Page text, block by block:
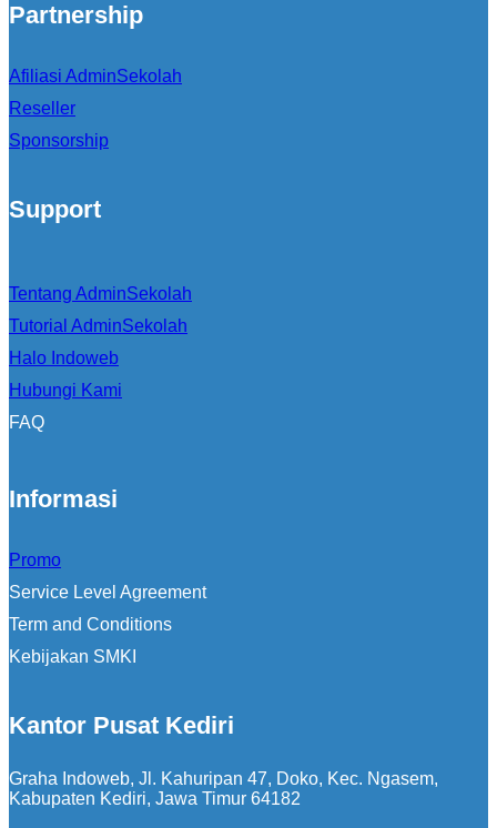
Partnership
Afiliasi AdminSekolah
Reseller
Sponsorship
Support
Tentang AdminSekolah
Tutorial AdminSekolah
Halo Indoweb
Hubungi Kami
FAQ
Informasi
Promo
Service Level Agreement
Term and Conditions
Kebijakan SMKI
Kantor Pusat Kediri
Graha Indoweb, Jl. Kahuripan 47, Doko, Kec. Ngasem,
Kabupaten Kediri, Jawa Timur 64182